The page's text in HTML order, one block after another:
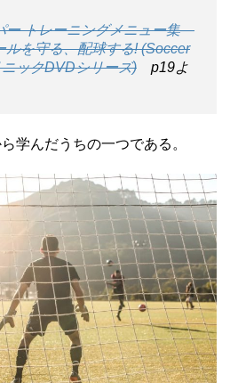
ー トレーニングメニュー集―
ルを守る、配球する! (Soccer
ックDVDシリーズ) p19よ
学んだうちの一つである。